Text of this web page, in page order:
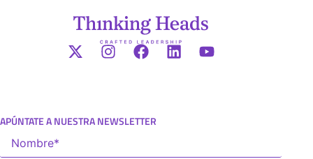
APÚNTATE A NUESTRA NEWSLETTER